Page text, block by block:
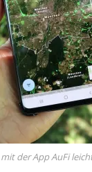
der App AuFi